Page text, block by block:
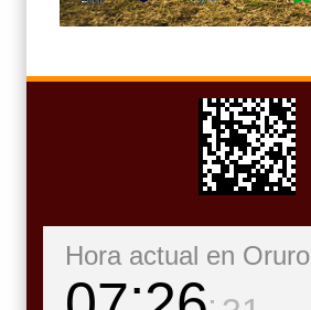
Hora actual en Oruro